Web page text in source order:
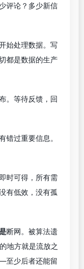
评论？多少新信
始处理数据。写
都是数据的生产
。等待反馈，回
错过重要信息。
时可得，所有需
有低效，没有孤
断网。被算法遗
地方就是流放之
至少后者还能留